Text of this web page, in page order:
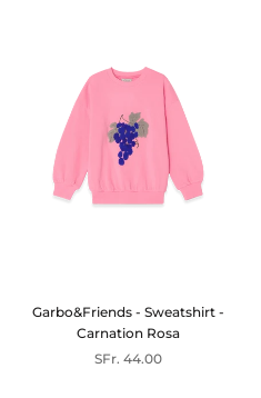
Garbo&Friends - Sweatshirt -
Carnation Rosa
SFr. 44.00